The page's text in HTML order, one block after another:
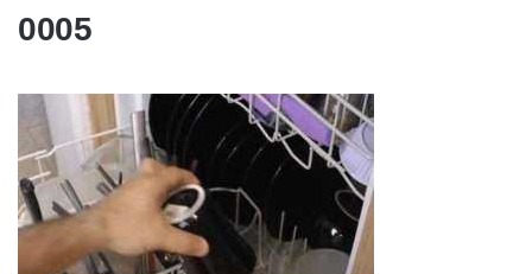
0005